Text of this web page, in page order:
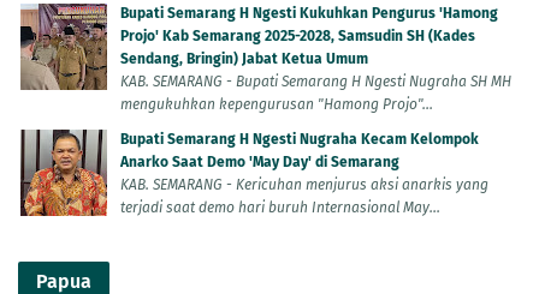
Bupati Semarang H Ngesti Kukuhkan Pengurus 'Hamong
Projo' Kab Semarang 2025-2028, Samsudin SH (Kades
Sendang, Bringin) Jabat Ketua Umum
KAB. SEMARANG - Bupati Semarang H Ngesti Nugraha SH MH
mengukuhkan kepengurusan "Hamong Projo"...
Bupati Semarang H Ngesti Nugraha Kecam Kelompok
Anarko Saat Demo 'May Day' di Semarang
KAB. SEMARANG - Kericuhan menjurus aksi anarkis yang
terjadi saat demo hari buruh Internasional May...
Papua